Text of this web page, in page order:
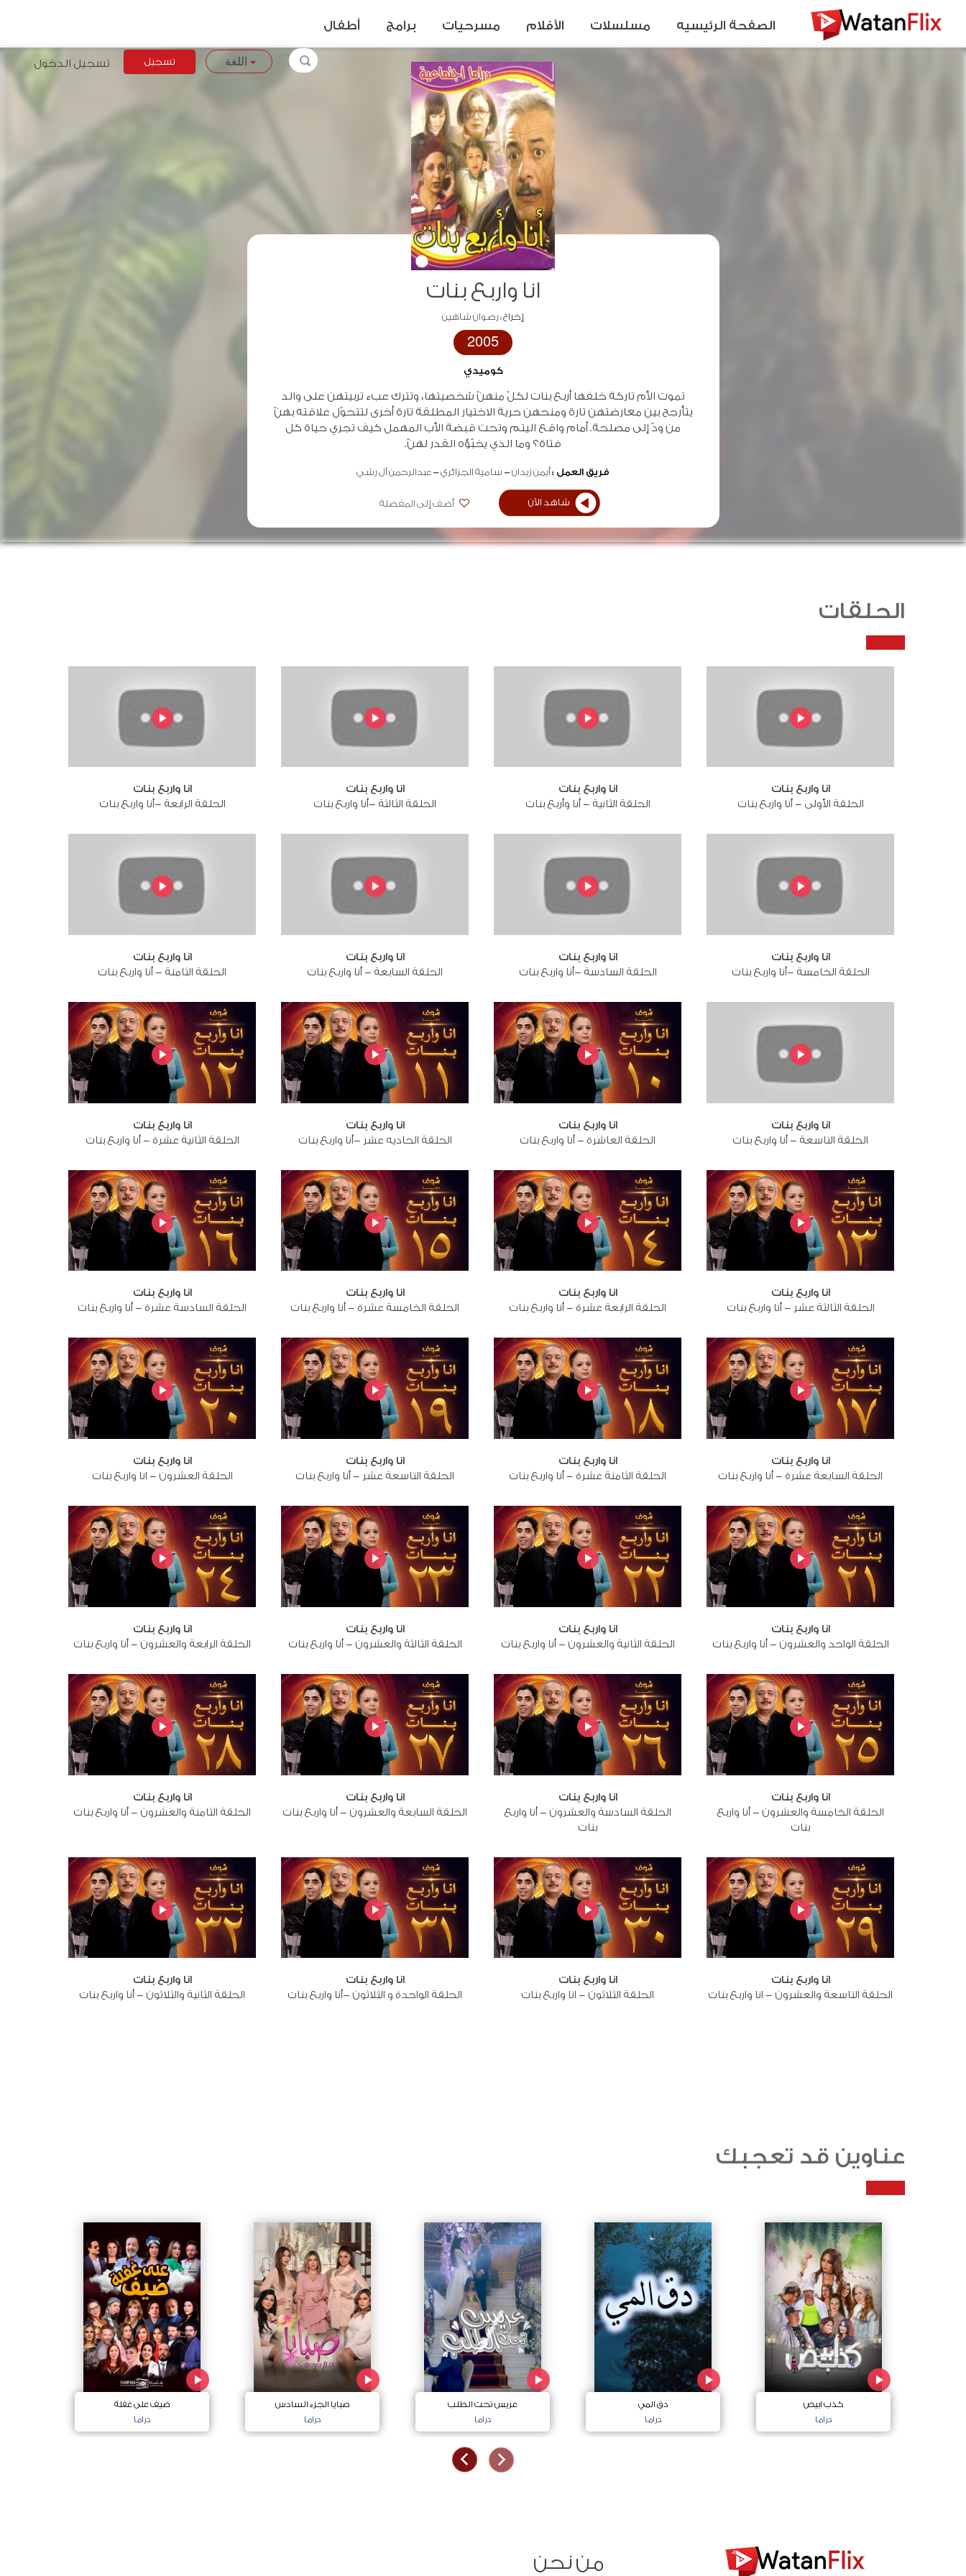
انا واربع بنات
إخراج :رضوان شاهين
2005
كوميدي
تموت الأم تاركة خلفها أربع بنات لكلّ منهنّ شخصيتها، وتترك عبء تربيتهن على والد
يتأرجح بين معارضتهن تارة ومنحهن حرية الاختيار المطلقة تارة أخرى لتتحوّل علاقته بهنّ
من ودّ إلى مصلحة. أمام واقع اليتم وتحت قبضة الأب المهمل كيف تجري حياة كل
فتاة؟ وما الذي يخبّؤه القدر لهنّ.
فريق العمل :أيمن زيدان سامية الجزائري عبدالرحمن آل رشي
شاهد الآن أضف إلى المفضلة
الحلقات
انا واربع بنات
الحلقة الأولى - أنا واربع بنات
انا واربع بنات
الحلقة الثانية - أنا وأربع بنات
انا واربع بنات
الحلقة الثالثة -أنا واربع بنات
انا واربع بنات
الحلقة الرابعة -أنا واربع بنات
انا واربع بنات
الحلقة الخامسة -أنا واربع بنات
انا واربع بنات
الحلقة السادسة -أنا واربع بنات
انا واربع بنات
الحلقة السابعة - أنا واربع بنات
انا واربع بنات
الحلقة الثامنة - أنا واربع بنات
انا واربع بنات
الحلقة التاسعة - أنا واربع بنات
انا واربع بنات
الحلقة العاشرة - أنا واربع بنات
انا واربع بنات
الحلقة الحاديه عشر -أنا واربع بنات
انا واربع بنات
الحلقة الثانية عشرة - أنا واربع بنات
انا واربع بنات
الحلقة الثالثة عشر - أنا واربع بنات
انا واربع بنات
الحلقة الرابعة عشرة - أنا واربع بنات
انا واربع بنات
الحلقة الخامسة عشرة - أنا واربع بنات
انا واربع بنات
الحلقة السادسة عشرة - أنا واربع بنات
انا واربع بنات
الحلقة السابعة عشرة - أنا واربع بنات
انا واربع بنات
الحلقة الثامنة عشرة - أنا واربع بنات
انا واربع بنات
الحلقة التاسعة عشر - أنا واربع بنات
انا واربع بنات
الحلقة العشرون - انا واربع بنات
انا واربع بنات
الحلقة الواحد والعشرون - أنا واربع بنات
انا واربع بنات
الحلقة الثانية والعشرون - أنا واربع بنات
انا واربع بنات
الحلقة الثالثة والعشرون - أنا واربع بنات
انا واربع بنات
الحلقة الرابعة والعشرون - أنا واربع بنات
انا واربع بنات
الحلقة الخامسة والعشرون - أنا واربع
بنات
انا واربع بنات
الحلقة السادسة والعشرون - أنا واربع
بنات
انا واربع بنات
الحلقة السابعة والعشرون - أنا واربع بنات
انا واربع بنات
الحلقة الثامنة والعشرون - أنا واربع بنات
انا واربع بنات
الحلقة التاسعة والعشرون - انا واربع بنات
انا واربع بنات
الحلقة الثلاثون - انا واربع بنات
انا واربع بنات
الحلقة الواحدة و الثلاثون -أنا واربع بنات
انا واربع بنات
الحلقة الثانية والثلاثون - أنا واربع بنات
عناوين قد تعجبك
كذب ابيض
دراما
دق المي
دراما
عريس تحت الطلب
دراما
صبايا الجزء السادس
دراما
ضيف على غفلة
دراما
الصفحة الرئيسيه مسلسلات الأفلام مسرحيات برامج أطفال
اللغة تسجيل تسجيل الدخول
من نحن